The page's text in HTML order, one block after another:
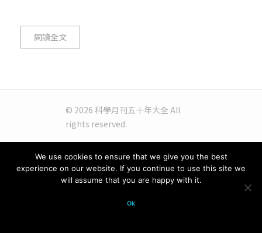
閱讀全文
© 2026 科學月刊五十年大全 All
rights reserved.
We use cookies to ensure that we give you the best
experience on our website. If you continue to use this site we
will assume that you are happy with it.
Ok